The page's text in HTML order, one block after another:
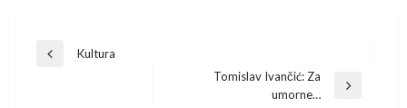
Navigacija
Previous
Kultura
Tomislav Ivančić: Za
umorne…